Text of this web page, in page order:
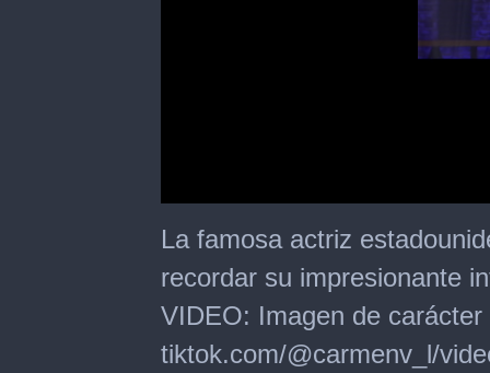
seconds
of
minutes,
seconds
La famosa actriz
recordar su impresionante
VIDEO: Imagen de
tiktok.com/@carmenv_l/